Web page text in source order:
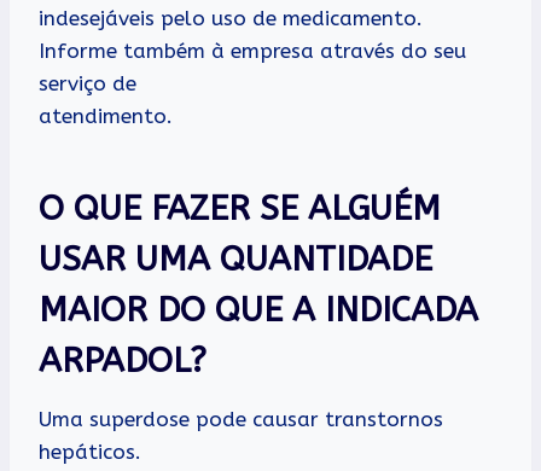
indesejáveis pelo uso de medicamento.
Informe também à empresa através do seu
serviço de
atendimento.
O QUE FAZER SE ALGUÉM
USAR UMA QUANTIDADE
MAIOR DO QUE A INDICADA
ARPADOL?
Uma superdose pode causar transtornos
hepáticos.